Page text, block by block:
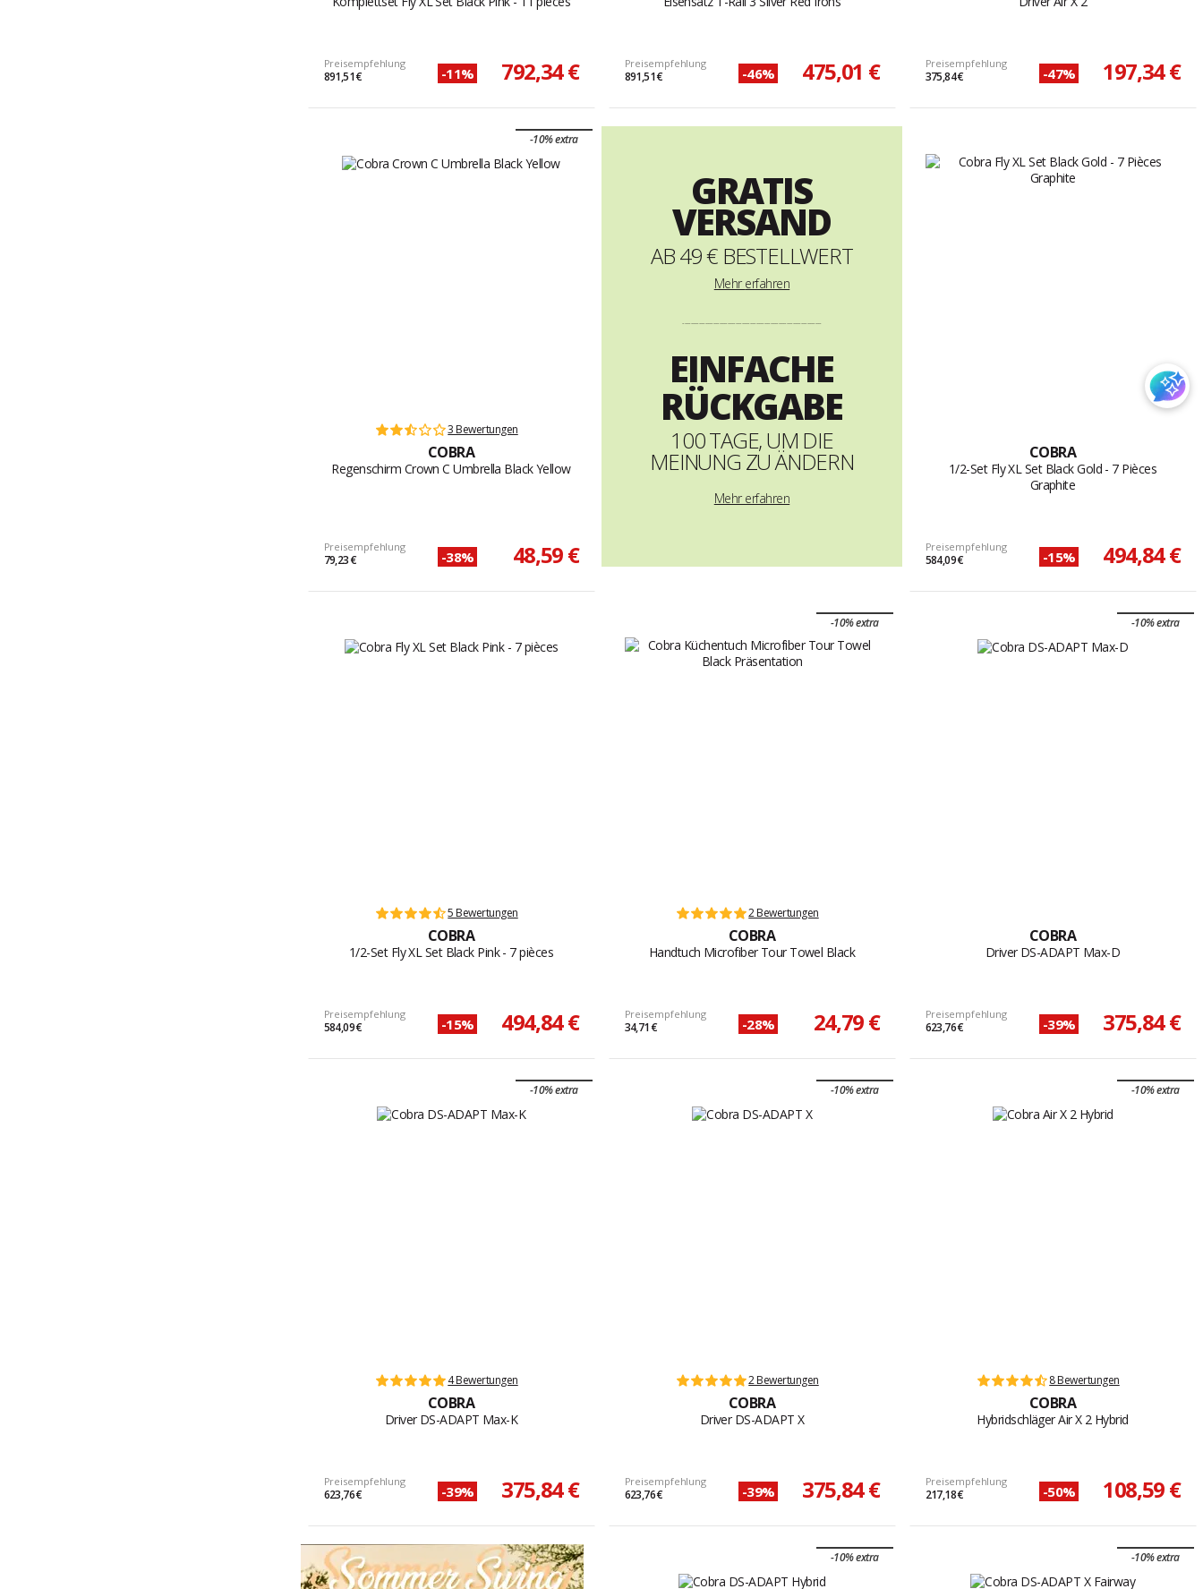
Preisempfehlung
891,51 € -11% 792,34 € Preisempfehlung
891,51 € -46% 475,01 € Preisempfehlung
375,84 € -47% 197,34 €
-10% extra
3 Bewertungen
COBRA
Regenschirm Crown C Umbrella Black Yellow
Preisempfehlung
79,23 € -38% 48,59 €
GRATIS
VERSAND
AB 49 € BESTELLWERT
Mehr erfahren
--------------------------------------------------------------------
EINFACHE
RÜCKGABE
100 TAGE, UM DIE
MEINUNG ZU ÄNDERN
Mehr erfahren
COBRA
1/2-Set Fly XL Set Black Gold - 7 Pièces
Graphite
Preisempfehlung
584,09 € -15% 494,84 €
5 Bewertungen
COBRA
1/2-Set Fly XL Set Black Pink - 7 pièces
Preisempfehlung
584,09 € -15% 494,84 €
-10% extra
2 Bewertungen
COBRA
Handtuch Microfiber Tour Towel Black
Preisempfehlung
34,71 € -28% 24,79 €
-10% extra
COBRA
Driver DS-ADAPT Max-D
Preisempfehlung
623,76 € -39% 375,84 €
-10% extra
4 Bewertungen
COBRA
Driver DS-ADAPT Max-K
Preisempfehlung
623,76 € -39% 375,84 €
-10% extra
2 Bewertungen
COBRA
Driver DS-ADAPT X
Preisempfehlung
623,76 € -39% 375,84 €
-10% extra
8 Bewertungen
COBRA
Hybridschläger Air X 2 Hybrid
Preisempfehlung
217,18 € -50% 108,59 €
-10% extra -10% extra